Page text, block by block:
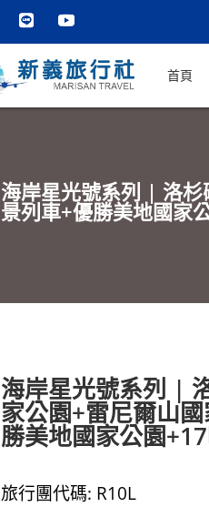
首頁
海岸星光號系列 | 洛杉
景列車+優勝美地國家
海岸星光號系列 |
家公園+雷尼爾山
勝美地國家公園
旅行團代碼: R10L